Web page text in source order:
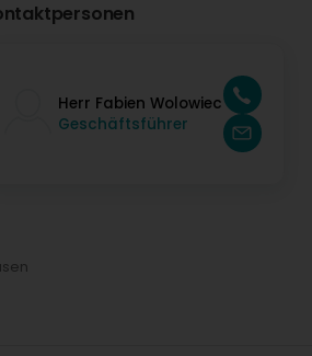
Herr Fabien Wolowiec
Geschäftsführer